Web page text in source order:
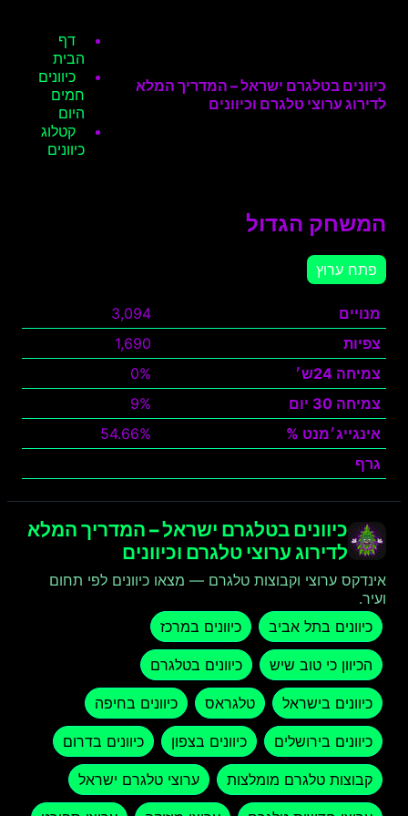
כיוונים בטלגרם ישראל – המדריך המלא
לדירוג ערוצי טלגרם וכיוונים
דף
הבית
כיוונים
חמים
היום
קטלוג
כיוונים
המשחק הגדול
פתח ערוץ
מנויים
3,094
צפיות
1,690
צמיחה 24ש׳
0%
צמיחה 30 יום
9%
אינגייג׳מנט %
54.66%
גרף
כיוונים בטלגרם ישראל – המדריך המלא
לדירוג ערוצי טלגרם וכיוונים
אינדקס ערוצי וקבוצות טלגרם — מצאו כיוונים לפי תחום
ועיר.
כיוונים בתל אביב
כיוונים במרכז
הכיוון כי טוב שיש כיוונים בטלגרם
כיוונים בישראל טלגראס כיוונים בחיפה
כיוונים בירושלים כיוונים בצפון כיוונים בדרום
קבוצות טלגרם מומלצות ערוצי טלגרם ישראל